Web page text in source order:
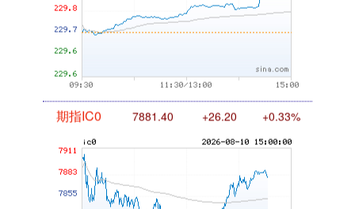
期指IC0 7881.40 +26.20 +0.33%